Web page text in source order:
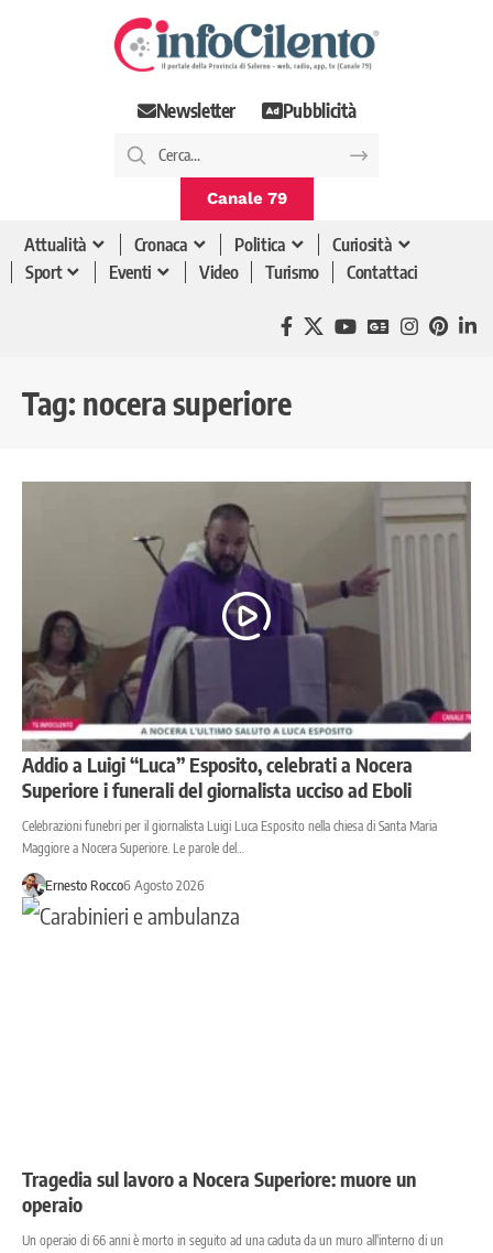
Newsletter Pubblicità
Canale 79
Attualità Cronaca Politica
Curiosità
Sport
Eventi Video Turismo Contattaci
Tag: nocera superiore
Addio a Luigi “Luca” Esposito, celebrati a Nocera
Superiore i funerali del giornalista ucciso ad Eboli
Celebrazioni funebri per il giornalista Luigi Luca Esposito nella chiesa di Santa Maria
Maggiore a Nocera Superiore. Le parole del…
Ernesto Rocco6 Agosto 2026
Tragedia sul lavoro a Nocera Superiore: muore un
operaio
Un operaio di 66 anni è morto in seguito ad una caduta da un muro all'interno di un